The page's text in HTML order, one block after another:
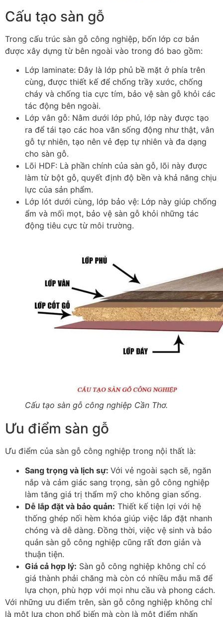
Cấu tạo sàn gỗ
Trong cấu trúc sàn gỗ công nghiệp, bốn lớp cơ bản
được xây dựng từ bên ngoài vào trong đó bao gồm:
Lớp laminate: Đây là lớp phủ bề mặt ở phía trên
cùng, được thiết kế để chống trầy xước, chống
cháy và chống tia cực tím, bảo vệ sàn gỗ khỏi các
tác động bên ngoài.
Lớp vân gỗ: Nằm dưới lớp phủ, lớp này được tạo
ra để tái tạo các hoa văn sống động như thật, vân
gỗ tự nhiên, tạo nên vẻ đẹp tự nhiên và đa dạng
cho sàn gỗ.
Lõi HDF: Là phần chính của sàn gỗ, lõi này được
làm từ bột gỗ, quyết định độ bền và khả năng chịu
lực của sản phẩm.
Lớp lót dưới cùng, lớp bảo vệ: Lớp này giúp chống
ẩm và mối mọt, bảo vệ sàn gỗ khỏi những tác
động tiêu cực từ môi trường.
Cấu tạo sàn gỗ công nghiệp Cần Thơ.
Ưu điểm sàn gỗ
Ưu điểm của sàn gỗ công nghiệp trong nội thất là:
Sang trọng và lịch sự: Với vẻ ngoài sạch sẽ, ngăn
nắp và cảm giác sang trọng, sàn gỗ công nghiệp
làm tăng giá trị thẩm mỹ cho không gian sống.
Dễ lắp đặt và bảo quản: Thiết kế tiện lợi với hệ
thống ghép nối hèm khóa giúp việc lắp đặt nhanh
chóng và dễ dàng. Đồng thời, việc vệ sinh và bảo
quản sàn gỗ công nghiệp cũng rất đơn giản và
thuận tiện.
Giá cả hợp lý: Sàn gỗ công nghiệp không chỉ có
giá thành phải chăng mà còn có nhiều mẫu mã để
lựa chọn, phù hợp với mọi nhu cầu và phong cách.
Với những ưu điểm trên, sàn gỗ công nghiệp không chỉ
là một lựa chọn phổ biến mà còn là một điểm nhấn